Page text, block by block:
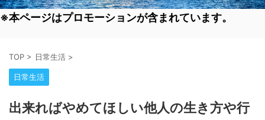
※本ページはプロモーションが含まれています。
TOP > 日常生活 >
日常生活
出来ればやめてほしい他人の生き方や行